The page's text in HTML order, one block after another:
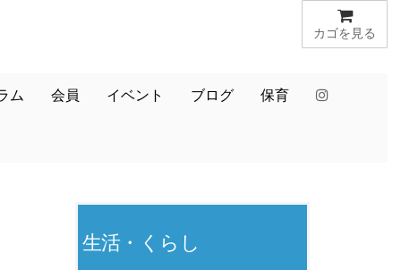
カゴを見る
ム 会員 イベント ブログ 保育
生活・くらし